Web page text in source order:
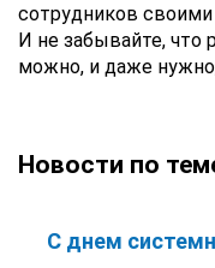
сотрудников
И не забывайте, что
можно, и даже
Новости по
С днем